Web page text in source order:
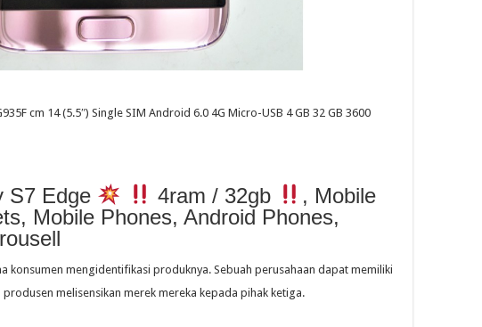
cm 14 (5.5″) Single SIM Android 6.0 4G Micro-USB 4 GB 32 GB 3600
S7 Edge 4ram / 32gb
, Mobile
Mobile Phones, Android Phones,
konsumen mengidentifikasi produknya. Sebuah perusahaan dapat memiliki
melisensikan merek mereka kepada pihak ketiga.